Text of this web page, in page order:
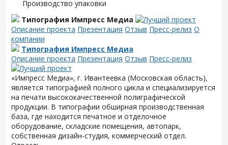
Производство упаковки
Типография Импресс Медиа
Описание проекта Презентация Отзыв Пресс-релиз О
компании
Типография Импресс Медиа
Описание проекта Презентация Отзыв Пресс-релиз
«Импресс Медиа», г. Ивантеевка (Московская область),
является типографией полного цикла и специализируется
на печати высококачественной полиграфической
продукции. В типографии обширная производственная
база, где находится печатное и отделочное
оборудование, складские помещения, автопарк,
собственная дизайн-студия, коммерческий отдел.